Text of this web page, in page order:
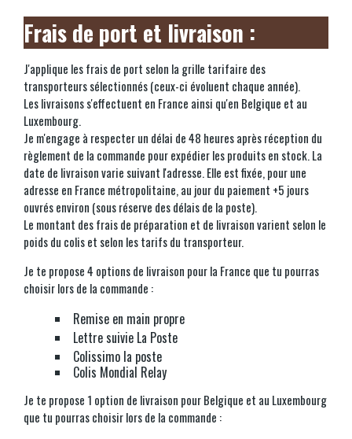
Frais de port et livraison :
J'applique les frais de port selon la grille tarifaire des
transporteurs sélectionnés (ceux-ci évoluent chaque année).
Les livraisons s'effectuent en France ainsi qu'en Belgique et au
Luxembourg.
Je m'engage à respecter un délai de 48 heures après réception du
règlement de la commande pour expédier les produits en stock. La
date de livraison varie suivant l'adresse. Elle est fixée, pour une
adresse en France métropolitaine, au jour du paiement +5 jours
ouvrés environ (sous réserve des délais de la poste).
Le montant des frais de préparation et de livraison varient selon le
poids du colis et selon les tarifs du transporteur.
Je te propose 4 options de livraison pour la France que tu pourras
choisir lors de la commande :
Remise en main propre
Lettre suivie La Poste
Colissimo la poste
Colis Mondial Relay
Je te propose 1 option de livraison pour Belgique et au Luxembourg
que tu pourras choisir lors de la commande :